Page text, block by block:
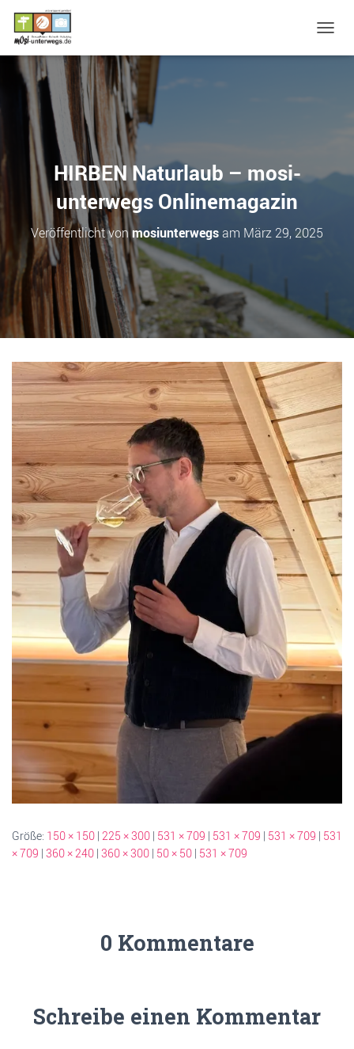
A
N
N
HIRBEN Naturlaub – mosi-
unterwegs Onlinemagazin
Veröffentlicht vonmosiunterwegsam März 29, 2025
Größe: 150 × 150 | 225 × 300 | 531 × 709 | 531 × 709 | 531 × 709 | 531
× 709 | 360 × 240 | 360 × 300 | 50 × 50 | 531 × 709
0 Kommentare
Schreibe einen Kommentar